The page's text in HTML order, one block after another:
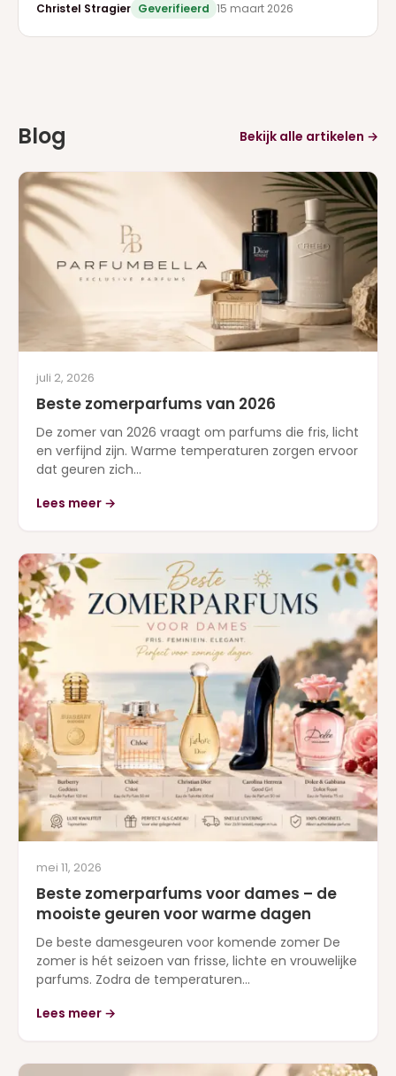
Christel Stragier Geverifieerd 15 maart 2026
Blog Bekijk alle artikelen →
juli 2, 2026
Beste zomerparfums van 2026
De zomer van 2026 vraagt om parfums die fris, licht
en verfijnd zijn. Warme temperaturen zorgen ervoor
dat geuren zich...
Lees meer →
mei 11, 2026
Beste zomerparfums voor dames – de
mooiste geuren voor warme dagen
De beste damesgeuren voor komende zomer De
zomer is hét seizoen van frisse, lichte en vrouwelijke
parfums. Zodra de temperaturen...
Lees meer →